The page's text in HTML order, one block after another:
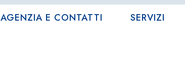
AGENZIA E CONTATTI SERVIZI